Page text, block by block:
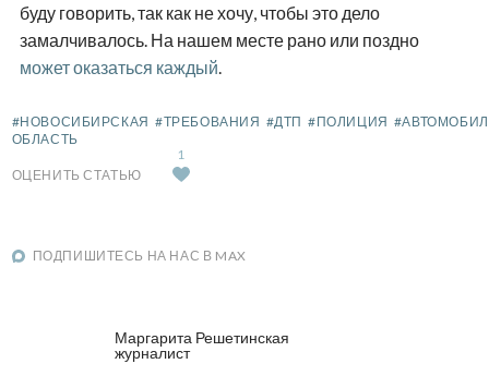
буду говорить, так как не хочу, чтобы это дело
замалчивалось. На нашем месте рано или поздно
может оказаться каждый.
#НОВОСИБИРСКАЯ
ОБЛАСТЬ
#ТРЕБОВАНИЯ #ДТП #ПОЛИЦИЯ
ОЦЕНИТЬ СТАТЬЮ
1
ПОДПИШИТЕСЬ НА НАС В MAX
Маргарита Решетинская
журналист